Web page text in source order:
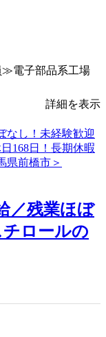
≫電子部品系工場
詳細を表示
／残業ほぼ
ロールの